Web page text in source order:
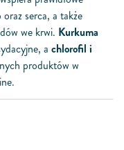
serca, a także
we krwi. Kurkuma
a chlorofil i
produktów w